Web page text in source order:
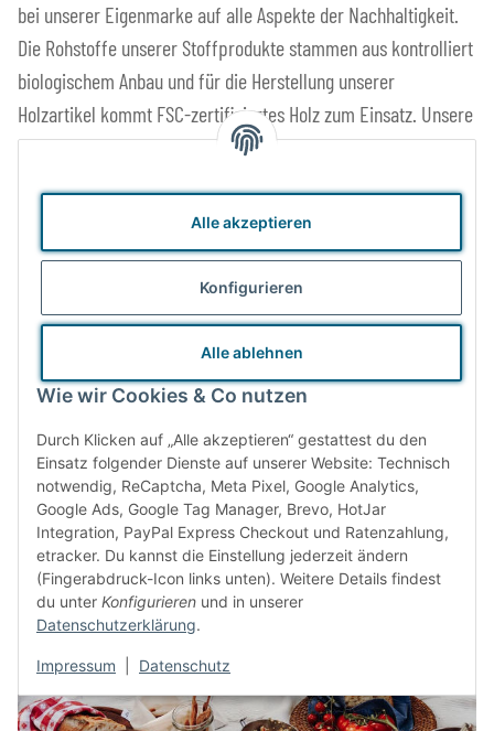
Alle akzeptieren
Konfigurieren
Alle ablehnen
Wie wir Cookies & Co nutzen
Durch Klicken auf „Alle akzeptieren“ gestattest du den
Einsatz folgender Dienste auf unserer Website: Technisch
notwendig, ReCaptcha, Meta Pixel, Google Analytics,
Google Ads, Google Tag Manager, Brevo, HotJar
Integration, PayPal Express Checkout und Ratenzahlung,
etracker. Du kannst die Einstellung jederzeit ändern
(Fingerabdruck-Icon links unten). Weitere Details findest
du unter Konfigurieren und in unserer
Datenschutzerklärung.
Impressum Datenschutz
bei unserer Eigenmarke auf alle Aspekte der Nachhaltigkeit.
Die Rohstoffe unserer Stoffprodukte stammen aus kontrolliert
biologischem Anbau und für die Herstellung unserer
Holzartikel kommt FSC-zertifiziertes Holz zum Einsatz. Unsere
Produkte sind schadstofffrei und langlebig. Wenn schon neu
Faire und sichere Produktionsbedingungen und direkte
Kooperation mit (Familien-) Unternehmen sind uns ebenso
wichtig wie möglichst kurze und energieeffiziente
Transportwege. Unsere Waren beziehen wir zum Großteil
gänzlich ohne Verkaufsverpackungen. Lassen sich diese nicht
vermeiden, verzichten wir der Umwelt zuliebe auf schillernde
Farben und Hochglanz.
Das Zero Waste Prinzip